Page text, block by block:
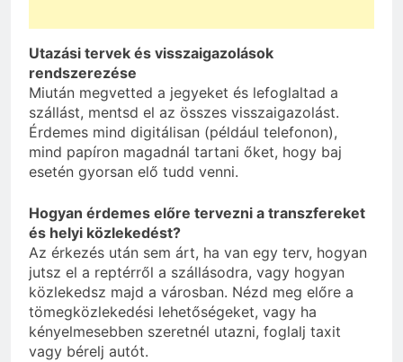
Utazási tervek és visszaigazolások
rendszerezése
Miután megvetted a jegyeket és lefoglaltad a
szállást, mentsd el az összes visszaigazolást.
Érdemes mind digitálisan (például telefonon),
mind papíron magadnál tartani őket, hogy baj
esetén gyorsan elő tudd venni.
Hogyan érdemes előre tervezni a transzfereket
és helyi közlekedést?
Az érkezés után sem árt, ha van egy terv, hogyan
jutsz el a reptérről a szállásodra, vagy hogyan
közlekedsz majd a városban. Nézd meg előre a
tömegközlekedési lehetőségeket, vagy ha
kényelmesebben szeretnél utazni, foglalj taxit
vagy bérelj autót.